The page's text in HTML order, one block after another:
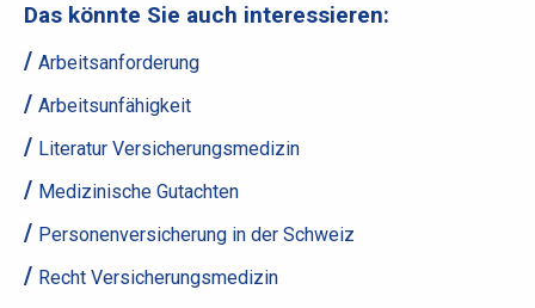
Das könnte Sie auch interessieren:
Arbeitsanforderung
Arbeitsunfähigkeit
Literatur Versicherungsmedizin
Medizinische Gutachten
Personenversicherung in der Schweiz
Recht Versicherungsmedizin